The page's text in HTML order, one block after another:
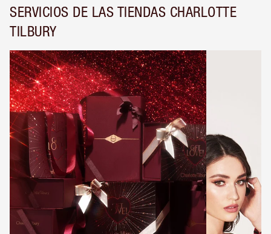
SERVICIOS DE LAS TIENDAS CHARLOTTE
TILBURY